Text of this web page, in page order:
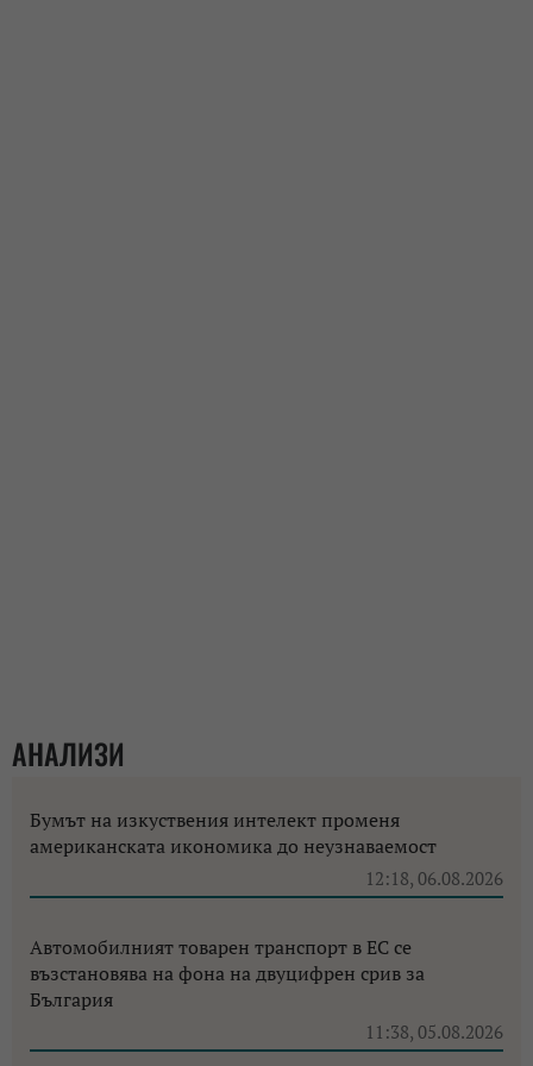
АНАЛИЗИ
Бумът на изкуствения интелект променя
американската икономика до неузнаваемост
12:18, 06.08.2026
Автомобилният товарен транспорт в ЕС се
възстановява на фона на двуцифрен срив за
България
11:38, 05.08.2026